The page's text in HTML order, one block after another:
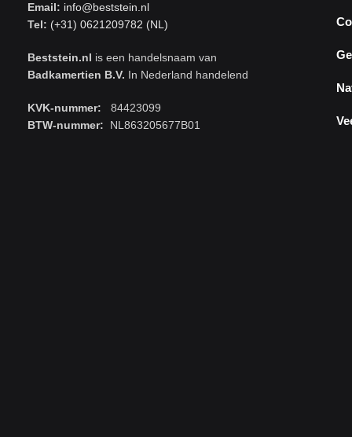
Email: info@beststein.nl
Tel: (+31) 0621209782 (NL)
Beststein.nl is een handelsnaam van
Badkamertien B.V. In Nederland handelend
KVK-nummer: 84423099
BTW-nummer: NL863205677B01